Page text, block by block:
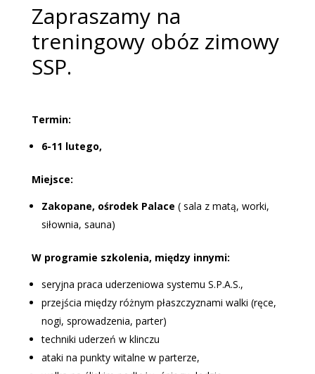
Zapraszamy na
treningowy obóz zimowy
SSP.
Termin:
6-11 lutego,
Miejsce:
Zakopane, ośrodek Palace ( sala z matą, worki,
siłownia, sauna)
W programie szkolenia, między innymi:
seryjna praca uderzeniowa systemu S.P.A.S.,
przejścia między różnym płaszczyznami walki (ręce,
nogi, sprowadzenia, parter)
techniki uderzeń w klinczu
ataki na punkty witalne w parterze,